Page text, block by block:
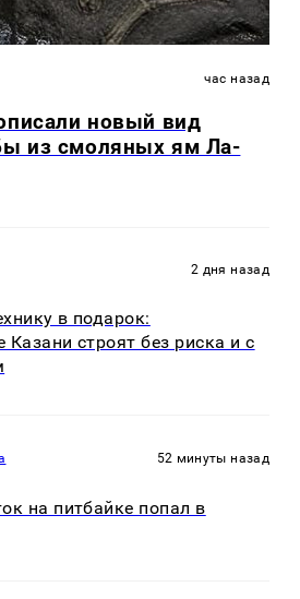
час назад
новый вид
из смоляных ям Ла-
2 дня назад
в подарок:
Казани строят без риска и с
52 минуты назад
на питбайке попал в